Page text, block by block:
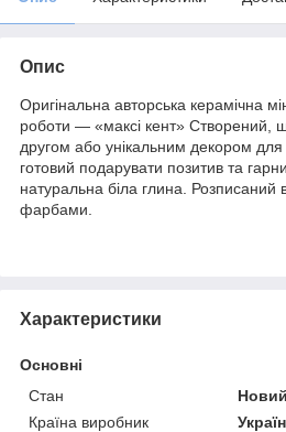
Опис
Оригінальна авторська керамічна
роботи — «максі кент» Створений,
другом або унікальним декором
готовий подарувати позитив та
натуральна біла глина. Розписаний
фарбами.
Характеристики
Основні
Стан
Новий
Країна виробник